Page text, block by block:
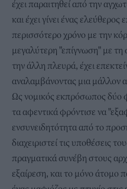
έχει παραιτηθεί από την
και έχει γίνει ένας
περισσότερο χρόνο με την
μεγαλύτερη "επίγνωση" με
την άλλη πλευρά, έχει
αναλαμβάνοντας μια μάλλον
Ως νομικός εκπρόσωπος δύο
τα αφεντικά φρόντισε να
ενσυνειδητότητα από το
διαχειριστεί τις υποθέσεις
πραγματικά συνέβη στους
εξαίρεση, και το μόνο άτομο